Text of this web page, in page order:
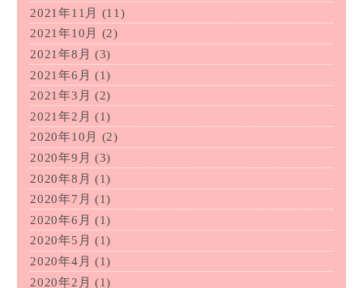
2021年11月
(11)
2021年10月
(2)
2021年8月 (3)
2021年6月 (1)
2021年3月 (2)
2021年2月 (1)
2020年10月
(2)
2020年9月 (3)
2020年8月 (1)
2020年7月 (1)
2020年6月 (1)
2020年5月 (1)
2020年4月 (1)
2020年2月 (1)